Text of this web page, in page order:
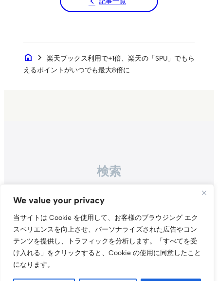
We value your privacy
当サイトは Cookie を使用して、お客様のブラウジング エク
スペリエンスを向上させ、パーソナライズされた広告やコン
テンツを提供し、トラフィックを分析します。
「すべてを受
け入れる」をクリックすると、Cookie の使用に同意したこと
になります。
home chevron_right
楽天ブックス利用で+1倍、楽天の「SPU」でもら
えるポイントがいつでも最大8倍に
検索
Search
X（旧